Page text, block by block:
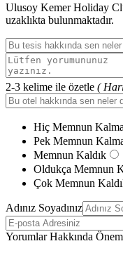
Ulusoy Kemer Holiday
uzaklıkta bulunmaktadır.
2-3 kelime ile özetle (
Hiç Memnun
Pek Memnun
Memnun Kaldık
Oldukça Memnun
Çok Memnun
Adınız Soyadınız
Yorumlar Hakkında